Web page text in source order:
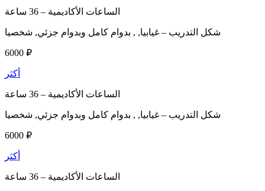
الساعات الأكاديمية –
شكل التدريب – غيابيا, , بدوام كامل وبدوام جزئي, شخصيا
6000 ₽
أكثر
الساعات الأكاديمية –
شكل التدريب – غيابيا, , بدوام كامل وبدوام جزئي, شخصيا
6000 ₽
أكثر
الساعات الأكاديمية –